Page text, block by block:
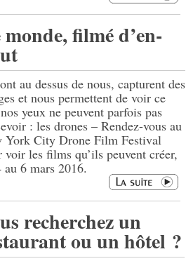
filmé d’en-
au dessus de nous, capturent des
et nous permettent de voir ce
yeux ne peuvent parfois pas
: les drones – Rendez-vous au
York City Drone Film Festival
voir les films qu’ils peuvent créer,
au 6 mars 2016.
recherchez un
ou un hôtel ?